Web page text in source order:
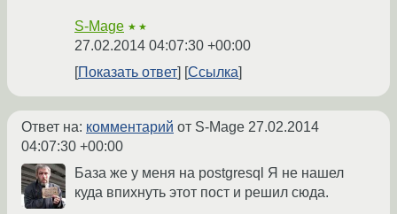
S-Mage ★★
27.02.2014 04:07:30 +00:00
Показать ответ
Ссылка
Ответ на: комментарий от S-Mage 27.02.2014
04:07:30 +00:00
База же у меня на postgresql Я не нашел
куда впихнуть этот пост и решил сюда.